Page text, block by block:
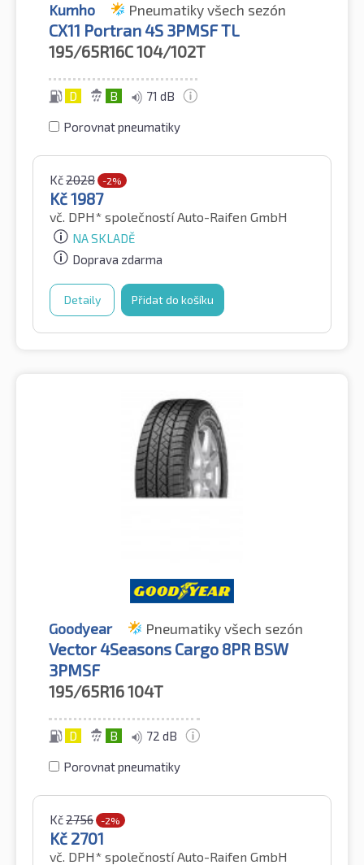
Kumho Pneumatiky všech sezón
CX11 Portran 4S 3PMSF TL
195/65R16C104/102T
D B 71 dB
Porovnat pneumatiky
Kč2028 -2%
Kč1987
vč. DPH* společností Auto-Raifen GmbH
NA SKLADĚ
Doprava zdarma
Detaily Přidat do košíku
Goodyear Pneumatiky všech sezón
Vector 4Seasons Cargo 8PR BSW
3PMSF
195/65R16104T
D B 72 dB
Porovnat pneumatiky
Kč2756 -2%
Kč 2701
vč. DPH* společností Auto-Raifen GmbH